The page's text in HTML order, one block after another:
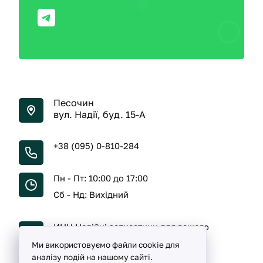
Песочин
вул. Надії, буд. 15-А
+38 (095) 0-810-284
Пн - Пт: 10:00 до 17:00
Сб - Нд: Вихідний
ИНН Надійні запчастини для вашого
Ми використовуємо файли cookie для
аналізу подій на нашому сайті.